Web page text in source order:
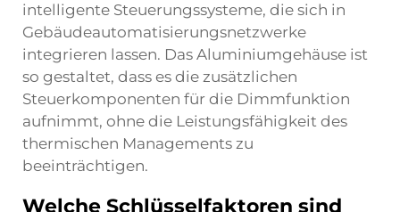
intelligente Steuerungssysteme, die sich in
Gebäudeautomatisierungsnetzwerke
integrieren lassen. Das Aluminiumgehäuse ist
so gestaltet, dass es die zusätzlichen
Steuerkomponenten für die Dimmfunktion
aufnimmt, ohne die Leistungsfähigkeit des
thermischen Managements zu
beeinträchtigen.
Welche Schlüsselfaktoren sind